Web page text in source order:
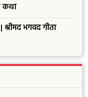
कथा
भगवद गीता